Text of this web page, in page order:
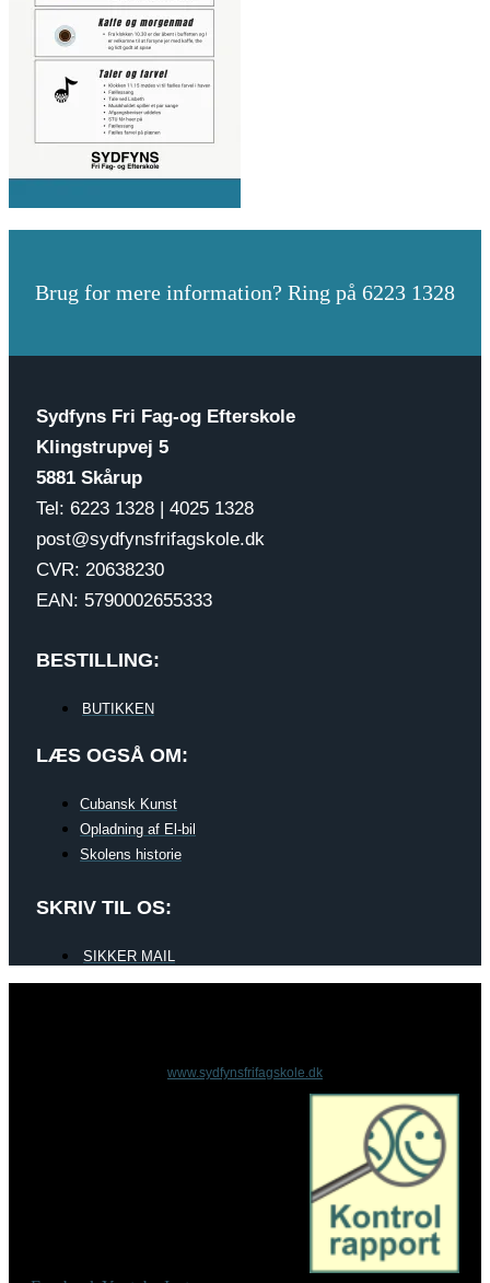
Brug for mere information? Ring på 6223 1328
Sydfyns Fri Fag-og Efterskole
Klingstrupvej 5
5881 Skårup
Tel: 6223 1328 | 4025 1328
post@sydfynsfrifagskole.dk
CVR: 20638230
EAN: 5790002655333
BESTILLING:
BUTIKKEN
LÆS OGSÅ OM:
Cubansk Kunst
Opladning af El-bil
Skolens historie
SKRIV TIL OS:
SIKKER MAIL
www.sydfynsfrifagskole.dk